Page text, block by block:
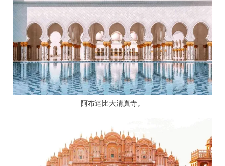
阿布達比大清真寺。